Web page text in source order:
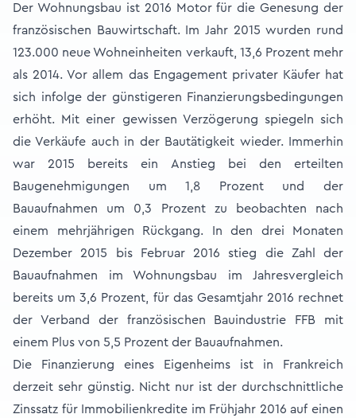
Der Wohnungsbau ist 2016 Motor für die Genesung der
französischen Bauwirtschaft. Im Jahr 2015 wurden rund
123.000 neue Wohneinheiten verkauft, 13,6 Prozent mehr
als 2014. Vor allem das Engagement privater Käufer hat
sich infolge der günstigeren Finanzierungsbedingungen
erhöht. Mit einer gewissen Verzögerung spiegeln sich
die Verkäufe auch in der Bautätigkeit wieder. Immerhin
war 2015 bereits ein Anstieg bei den erteilten
Baugenehmigungen um 1,8 Prozent und der
Bauaufnahmen um 0,3 Prozent zu beobachten nach
einem mehrjährigen Rückgang. In den drei Monaten
Dezember 2015 bis Februar 2016 stieg die Zahl der
Bauaufnahmen im Wohnungsbau im Jahresvergleich
bereits um 3,6 Prozent, für das Gesamtjahr 2016 rechnet
der Verband der französischen Bauindustrie FFB mit
einem Plus von 5,5 Prozent der Bauaufnahmen.
Die Finanzierung eines Eigenheims ist in Frankreich
derzeit sehr günstig. Nicht nur ist der durchschnittliche
Zinssatz für Immobilienkredite im Frühjahr 2016 auf einen